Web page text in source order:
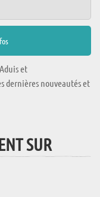
et
dernières nouveautés et
SUR